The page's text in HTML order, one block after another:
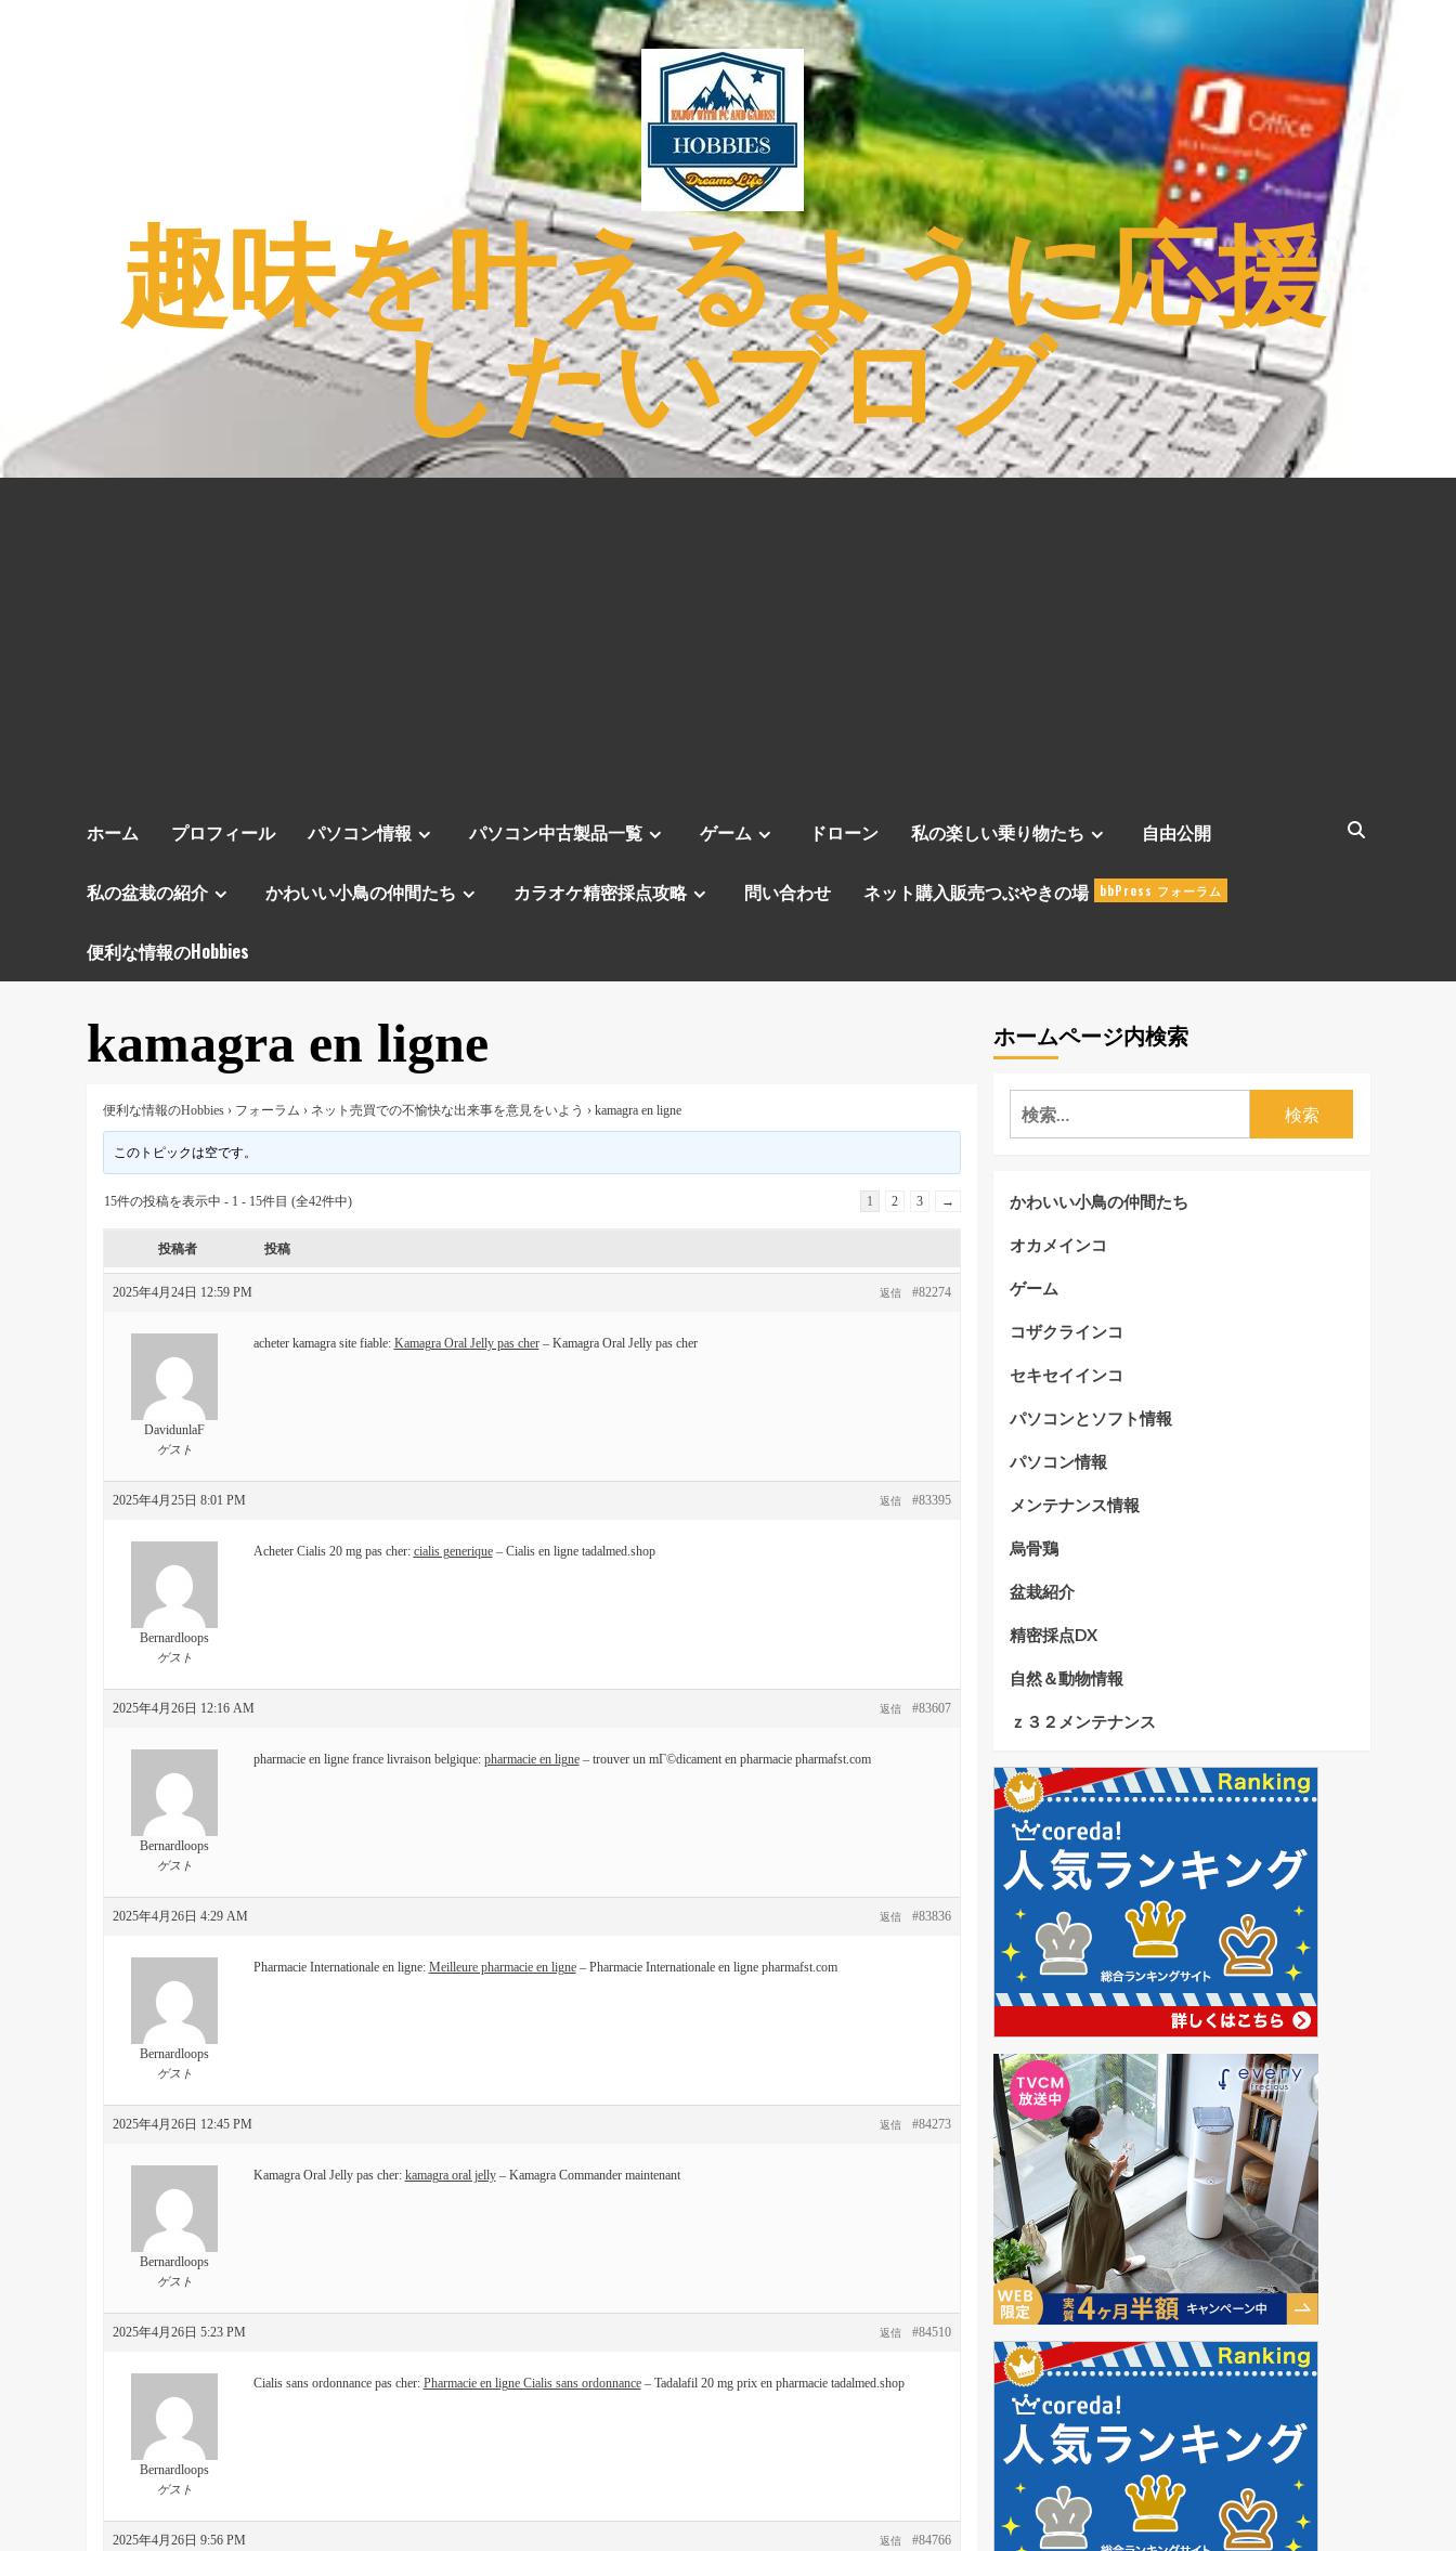
趣味を叶えるように応援
したいブログ
ホーム プロフィール パソコン情報 パソコン中古製品一覧 ゲーム ドローン 私の楽しい乗り物たち 自由公開
私の盆栽の紹介 かわいい小鳥の仲間たち カラオケ精密採点攻略 問い合わせ ネット購入販売つぶやきの場 bbPress フォーラム
便利な情報のHobbies
kamagra en ligne
便利な情報のHobbies › フォーラム › ネット売買での不愉快な出来事を意見をいよう › kamagra en ligne
このトピックは空です。
15件の投稿を表示中 - 1 - 15件目 (全42件中) 1 2 3 →
投稿者 投稿
2025年4月24日 12:59 PM #82274
返信
DavidunlaF
ゲスト
acheter kamagra site fiable: Kamagra Oral Jelly pas cher– Kamagra Oral Jelly pas cher
2025年4月25日 8:01 PM #83395
返信
Bernardloops
ゲスト
Acheter Cialis 20 mg pas cher: cialis generique– Cialis en ligne tadalmed.shop
2025年4月26日 12:16 AM #83607
返信
Bernardloops
ゲスト
pharmacie en ligne france livraison belgique: pharmacie en ligne– trouver un mГ©dicament en pharmacie pharmafst.com
2025年4月26日 4:29 AM #83836
返信
Bernardloops
ゲスト
Pharmacie Internationale en ligne: Meilleure pharmacie en ligne– Pharmacie Internationale en ligne pharmafst.com
2025年4月26日 12:45 PM #84273
返信
Bernardloops
ゲスト
Kamagra Oral Jelly pas cher: kamagra oral jelly– Kamagra Commander maintenant
2025年4月26日 5:23 PM #84510
返信
Bernardloops
ゲスト
Cialis sans ordonnance pas cher: Pharmacie en ligne Cialis sans ordonnance– Tadalafil 20 mg prix en pharmacie tadalmed.shop
2025年4月26日 9:56 PM #84766
返信
ホームページ内検索
検
索:
かわいい小鳥の仲間たち
オカメインコ
ゲーム
コザクラインコ
セキセイインコ
パソコンとソフト情報
パソコン情報
メンテナンス情報
烏骨鶏
盆栽紹介
精密採点DX
自然＆動物情報
ｚ３２メンテナンス